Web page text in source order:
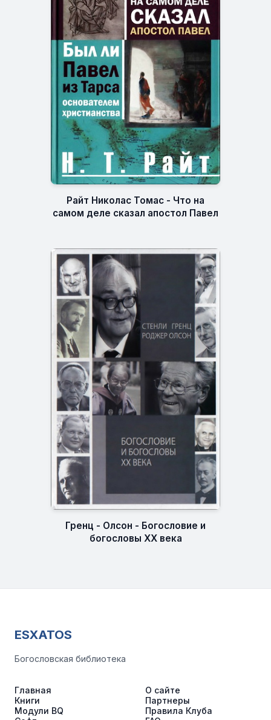
Райт Николас Томас - Что на
самом деле сказал апостол Павел
Гренц - Олсон - Богословие и
богословы XX века
ESXATOS
Богословская библиотека
Главная
Книги
Модули BQ
О сайте
Партнеры
Правила Клуба